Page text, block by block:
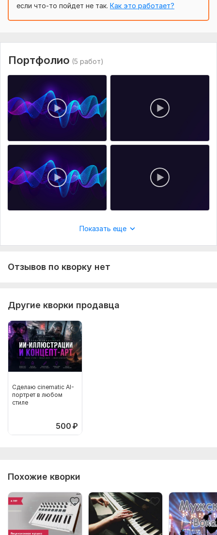
cinematic
Подойдет для: TikTok
YouTube
интро
личных треков
поздравлений
Что нужно от вас: — тема трека
— жанр
— примеры (если есть)
Объем услуги в кворке:
если что-то пойдет не так. Как это работает?
Портфолио (5 работ)
Показать еще
Отзывов по кворку нет
Другие кворки продавца
Сделаю cinematic AI-
портрет в любом
стиле
500 ₽
Похожие кворки